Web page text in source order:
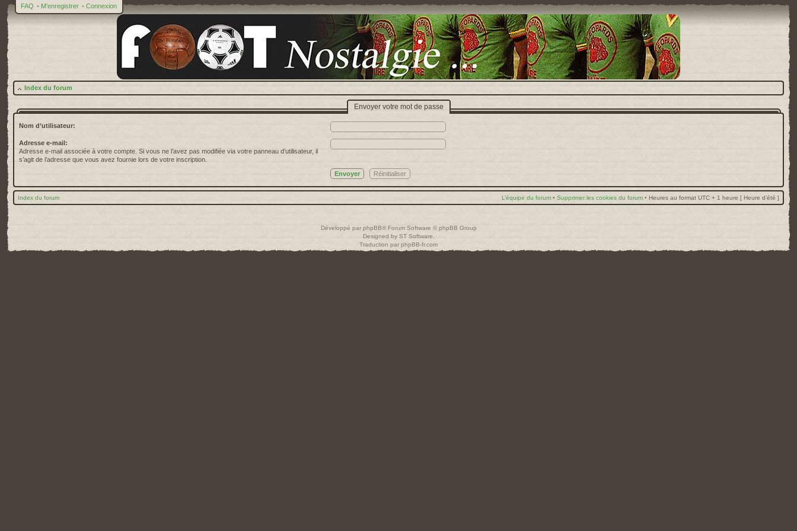
FAQ • M’enregistrer • Connexion
Index du forum
Envoyer votre mot de passe
Nom d’utilisateur:
Adresse e-mail:
Adresse e-mail associée à votre compte. Si vous ne l’avez pas modifiée via votre panneau d’utilisateur, il
s’agit de l’adresse que vous avez fournie lors de votre inscription.
Index du forum L’équipe du forum • Supprimer les cookies du forum • Heures au format UTC + 1 heure [ Heure d’été ]
Développé par phpBB® Forum Software © phpBB Group
Designed by ST Software
Traduction par phpBB-fr.com